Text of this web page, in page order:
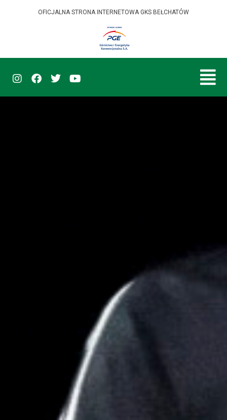
OFICJALNA STRONA INTERNETOWA GKS BEŁCHATÓW